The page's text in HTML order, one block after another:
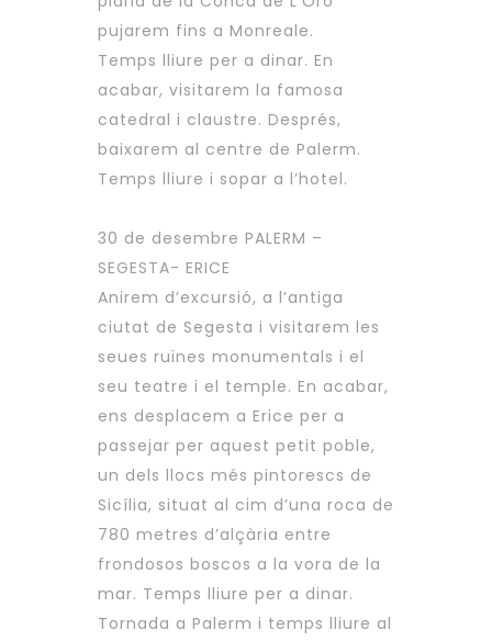
pujarem fins a Monreale.
Temps lliure per a dinar. En
acabar, visitarem la famosa
catedral i claustre. Després,
baixarem al centre de Palerm.
Temps lliure i sopar a l’hotel.
30 de desembre PALERM –
SEGESTA- ERICE
Anirem d’excursió, a l’antiga
ciutat de Segesta i visitarem les
seues ruïnes monumentals i el
seu teatre i el temple. En acabar,
ens desplacem a Erice per a
passejar per aquest petit poble,
un dels llocs més pintorescs de
Sicília, situat al cim d’una roca de
780 metres d’alçària entre
frondosos boscos a la vora de la
mar. Temps lliure per a dinar.
Tornada a Palerm i temps lliure al